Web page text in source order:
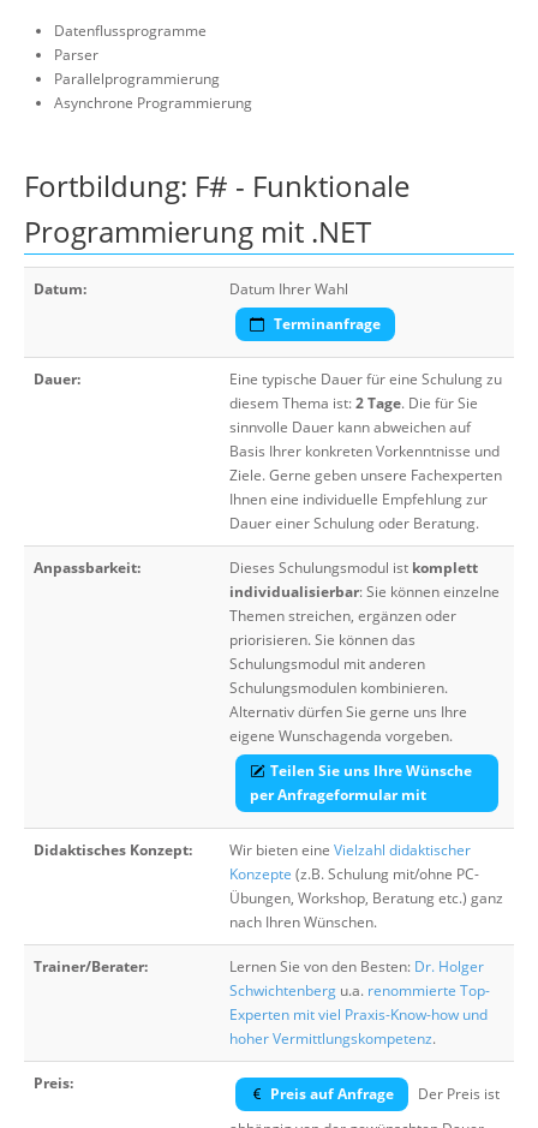
Datenflussprogramme
Parser
Parallelprogrammierung
Asynchrone Programmierung
Fortbildung: F# - Funktionale
Programmierung mit .NET
Datum:
Datum Ihrer Wahl
Terminanfrage
Dauer:
Eine typische Dauer für eine Schulung zu
diesem Thema ist:2 Tage. Die für Sie
sinnvolle Dauer kann abweichen auf
Basis Ihrer konkreten Vorkenntnisse und
Ziele. Gerne geben unsere Fachexperten
Ihnen eine individuelle Empfehlung zur
Dauer einer Schulung oder Beratung.
Anpassbarkeit: Dieses Schulungsmodul ist komplett
individualisierbar: Sie können einzelne
Themen streichen, ergänzen oder
priorisieren. Sie können das
Schulungsmodul mit anderen
Schulungsmodulen kombinieren.
Alternativ dürfen Sie gerne uns Ihre
eigene Wunschagenda vorgeben.
Teilen Sie uns Ihre Wünsche
per Anfrageformular mit
Didaktisches Konzept: Wir bieten eine Vielzahl didaktischer
Konzepte (z.B. Schulung mit/ohne PC-
Übungen, Workshop, Beratung etc.) ganz
nach Ihren Wünschen.
Trainer/Berater: Lernen Sie von den Besten: Dr. Holger
Schwichtenberg u.a. renommierte Top-
Experten mit viel Praxis-Know-how und
hoher Vermittlungskompetenz.
Preis:
Preis auf Anfrage
Der Preis ist